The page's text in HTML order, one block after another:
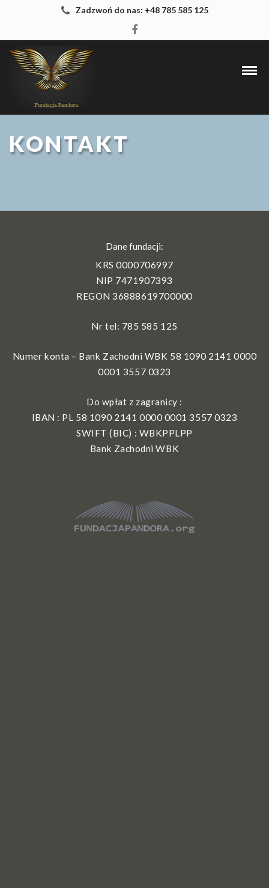
Zadzwoń do nas: +48 785 585 125
KONTAKT
Dane fundacji:
KRS 0000706997
NIP 7471907393
REGON 36888619700000
Nr tel: 785 585 125
Numer konta – Bank Zachodni WBK 58 1090 2141 0000
0001 3557 0323
Do wpłat z zagranicy :
IBAN : PL 58 1090 2141 0000 0001 3557 0323
SWIFT (BIC) : WBKPPLPP
Bank Zachodni WBK